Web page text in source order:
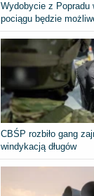
Wydobycie z Popradu
pociągu będzie
CBŚP rozbiło gang
windykacją długów